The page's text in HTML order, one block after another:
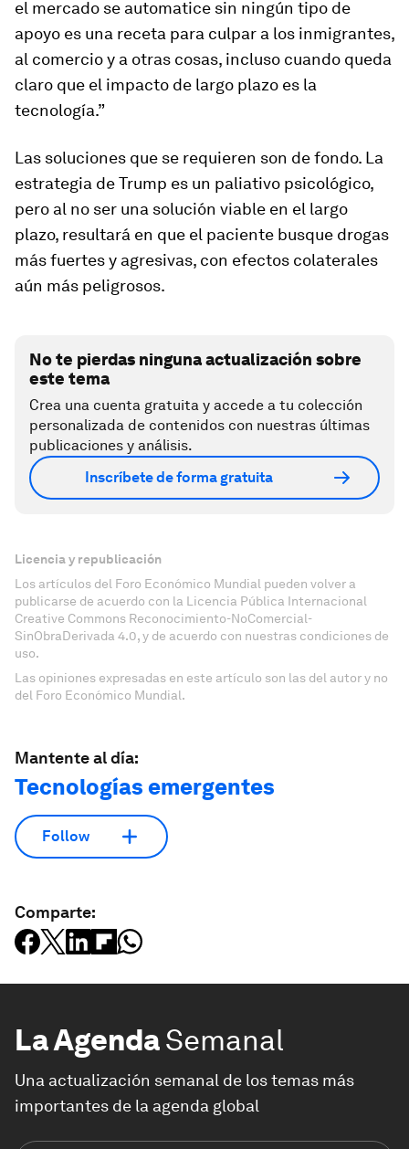
el mercado se automatice sin ningún tipo de
apoyo es una receta para culpar a los inmigrantes,
al comercio y a otras cosas, incluso cuando queda
claro que el impacto de largo plazo es la
tecnología.”
Las soluciones que se requieren son de fondo. La
estrategia de Trump es un paliativo psicológico,
pero al no ser una solución viable en el largo
plazo, resultará en que el paciente busque drogas
más fuertes y agresivas, con efectos colaterales
aún más peligrosos.
No te pierdas ninguna actualización sobre
este tema
Crea una cuenta gratuita y accede a tu colección
personalizada de contenidos con nuestras últimas
publicaciones y análisis.
Inscríbete de forma gratuita
Licencia y republicación
Los artículos del Foro Económico Mundial pueden volver a
publicarse de acuerdo con la Licencia Pública Internacional
Creative Commons Reconocimiento-NoComercial-
SinObraDerivada 4.0, y de acuerdo con nuestras condiciones de
uso.
Las opiniones expresadas en este artículo son las del autor y no
del Foro Económico Mundial.
Mantente al día:
Tecnologías emergentes
Follow
Comparte:
La AgendaSemanal
Una actualización semanal de los temas más
importantes de la agenda global